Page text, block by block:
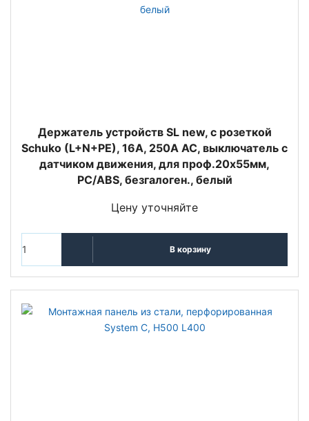
Держатель устройств SL new, c розеткой
Schuko (L+N+PE), 16A, 250A AC, выключатель с
датчиком движения, для проф.20х55мм,
PC/ABS, безгалоген., белый
Цену уточняйте
В корзину